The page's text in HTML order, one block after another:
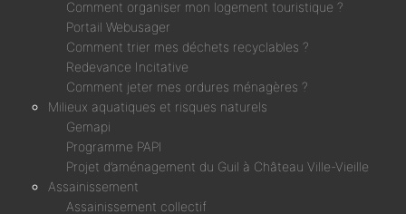
Comment organiser mon logement touristique ?
Portail Webusager
Comment trier mes déchets recyclables ?
Redevance Incitative
Comment jeter mes ordures ménagères ?
Milieux aquatiques et risques naturels
Gemapi
Programme PAPI
Projet d’aménagement du Guil à Château Ville-Vieille
Assainissement
Assainissement collectif